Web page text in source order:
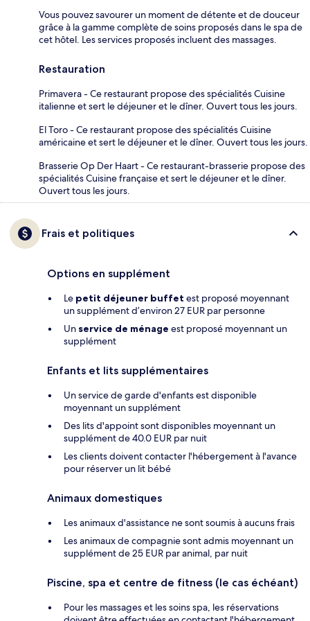
Vous pouvez savourer un moment de détente et de douceur
grâce à la gamme complète de soins proposés dans le spa de
cet hôtel. Les services proposés incluent des massages.
Restauration
Primavera - Ce restaurant propose des spécialités Cuisine
italienne et sert le déjeuner et le dîner. Ouvert tous les jours.
El Toro - Ce restaurant propose des spécialités Cuisine
américaine et sert le déjeuner et le dîner. Ouvert tous les jours.
Brasserie Op Der Haart - Ce restaurant-brasserie propose des
spécialités Cuisine française et sert le déjeuner et le dîner.
Ouvert tous les jours.
Frais et politiques
Options en supplément
Le petit déjeuner buffet est proposé moyennant
un supplément d’environ 27 EUR par personne
Un service de ménage est proposé moyennant un
supplément
Enfants et lits supplémentaires
Un service de garde d'enfants est disponible
moyennant un supplément
Des lits d'appoint sont disponibles moyennant un
supplément de 40.0 EUR par nuit
Les clients doivent contacter l'hébergement à l'avance
pour réserver un lit bébé
Animaux domestiques
Les animaux d'assistance ne sont soumis à aucuns frais
Les animaux de compagnie sont admis moyennant un
supplément de 25 EUR par animal, par nuit
Piscine, spa et centre de fitness (le cas échéant)
Pour les massages et les soins spa, les réservations